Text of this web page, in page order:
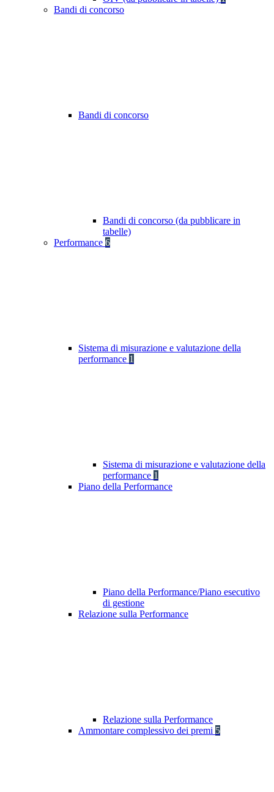
Bandi di concorso
Bandi di concorso
Bandi di concorso (da pubblicare in
tabelle)
Performance 6
Sistema di misurazione e valutazione della
performance 1
Sistema di misurazione e valutazione della
performance 1
Piano della Performance
Piano della Performance/Piano esecutivo
di gestione
Relazione sulla Performance
Relazione sulla Performance
Ammontare complessivo dei premi 5